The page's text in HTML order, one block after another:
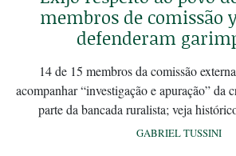
membros de comissão
defenderam
14 de 15 membros da comissão
acompanhar “investigação e apuração” da
parte da bancada ruralista; veja
GABRIEL TUSSINI